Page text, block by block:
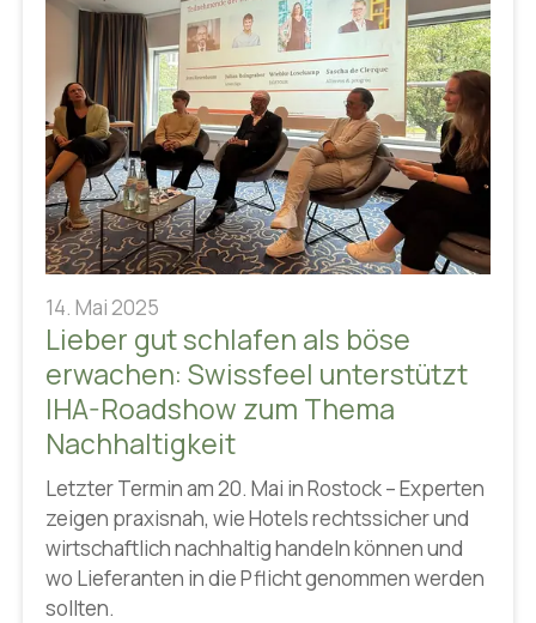
14. Mai 2025
Lieber gut schlafen als böse
erwachen: Swissfeel unterstützt
IHA-Roadshow zum Thema
Nachhaltigkeit
Letzter Termin am 20. Mai in Rostock – Experten
zeigen praxisnah, wie Hotels rechtssicher und
wirtschaftlich nachhaltig handeln können und
wo Lieferanten in die Pflicht genommen werden
sollten.